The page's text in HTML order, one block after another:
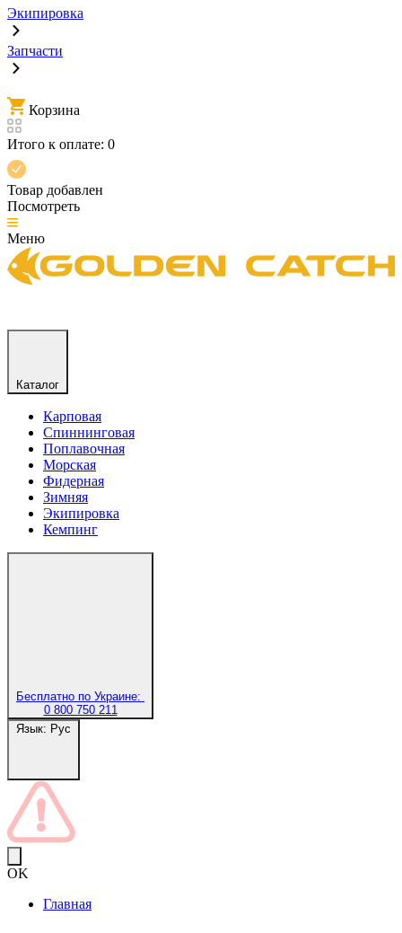
Экипировка
Запчасти
Корзина
Итого к оплате: 0
Товар добавлен
Посмотреть
Меню
Каталог
Карповая
Спиннинговая
Поплавочная
Морская
Фидерная
Зимняя
Экипировка
Кемпинг
Бесплатно по Украине:
0 800 750 211
Язык: Рус
OK
Главная